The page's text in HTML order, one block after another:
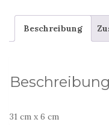
Aquamarin
Menge
Beschreibung
Beschreibung
31 cm x 6 cm